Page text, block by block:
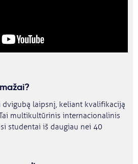
laipsnį, keliant kvalifikaciją
multikultūrinis internacionalinis
studentai iš daugiau nei 40